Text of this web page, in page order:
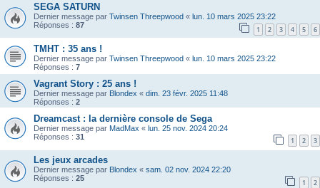
SEGA SATURN
Dernier message par Twinsen Threepwood « lun. 10 mars 2025 23:22
Réponses : 87 1 2 3 4 5 6
TMHT : 35 ans !
Dernier message par Twinsen Threepwood « lun. 10 mars 2025 23:22
Réponses : 7
Vagrant Story : 25 ans !
Dernier message par Blondex « dim. 23 févr. 2025 11:48
Réponses : 2
Dreamcast : la dernière console de Sega
Dernier message par MadMax « lun. 25 nov. 2024 20:24
Réponses : 31 1 2 3
Les jeux arcades
Dernier message par Blondex « sam. 02 nov. 2024 22:20
Réponses : 25 1 2